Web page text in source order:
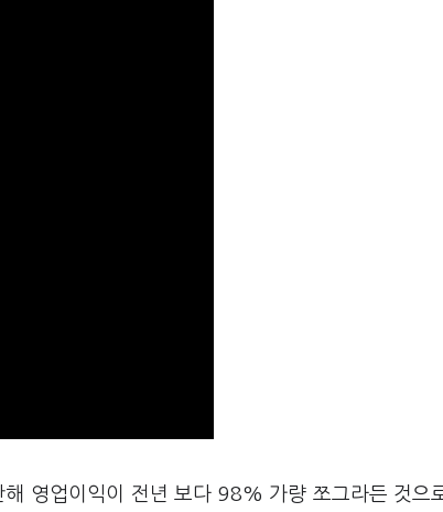
영업이익이 전년 보다 98% 가량 쪼그라든 것으